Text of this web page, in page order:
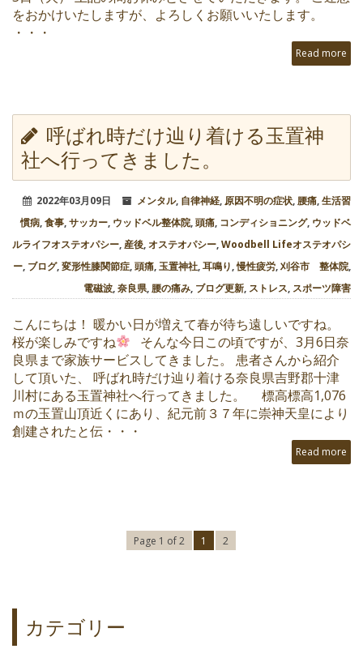
をおかけいたしますが、よろしくお願いいたします。
・・・
Read more
呼ばれ時だけ辿り着ける玉置神
社へ行ってきました。
2022年03月09日 メンタル, 自律神経, 原因不明の症状,腰痛,生活習
慣病,食事,サッカー, ウッドベル整体院,頭痛, コンディショニング, ウッドベ
ルライフオステオパシー,産後,オステオパシー,Woodbell Lifeオステオパシ
ー, ブログ,変形性膝関節症,頭痛,玉置神社,耳鳴り,慢性疲労,刈谷市 整体院,
電磁波,奈良県,腰の痛み, ブログ更新, ストレス, スポーツ障害
こんにちは！ 暖かい日が増えて春が待ち遠しいですね。
桜が楽しみですね
そんな今日この頃ですが、3月6日奈
良県まで家族サービスしてきました。 患者さんから紹介
して頂いた、 呼ばれ時だけ辿り着ける奈良県吉野郡十津
川村にある玉置神社へ行ってきました。 標高標高1,076
ｍの玉置山頂近くにあり、紀元前３７年に崇神天皇により
創建されたと伝・・・
Read more
Page 1 of 2 1 2
カテゴリー